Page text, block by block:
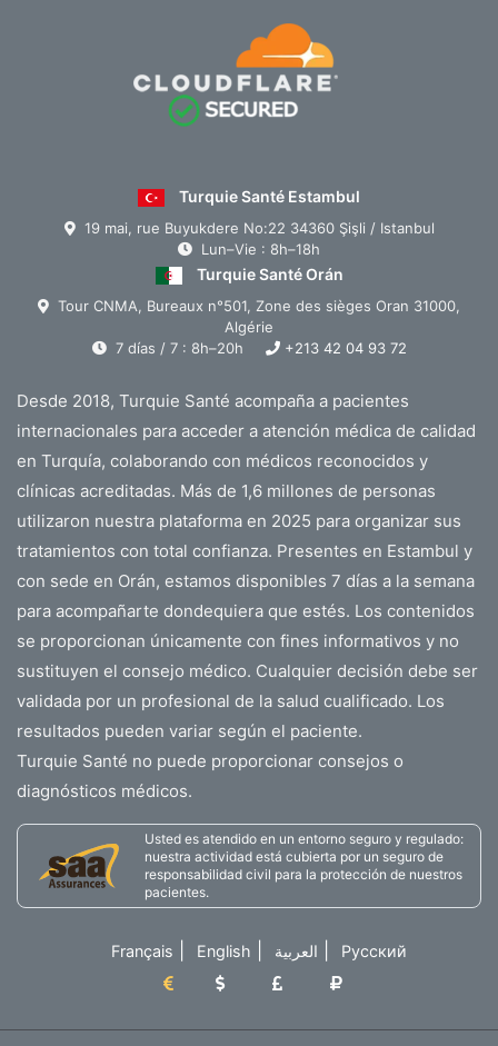
Turquie Santé Estambul
19 mai, rue Buyukdere No:22 34360 Şişli / Istanbul
Lun–Vie : 8h–18h
Turquie Santé Orán
Tour CNMA, Bureaux n°501, Zone des sièges Oran 31000,
Algérie
7 días / 7 : 8h–20h
+213 42 04 93 72
Desde 2018, Turquie Santé acompaña a pacientes
internacionales para acceder a atención médica de calidad
en Turquía, colaborando con médicos reconocidos y
clínicas acreditadas. Más de 1,6 millones de personas
utilizaron nuestra plataforma en 2025 para organizar sus
tratamientos con total confianza. Presentes en Estambul y
con sede en Orán, estamos disponibles 7 días a la semana
para acompañarte dondequiera que estés. Los contenidos
se proporcionan únicamente con fines informativos y no
sustituyen el consejo médico. Cualquier decisión debe ser
validada por un profesional de la salud cualificado. Los
resultados pueden variar según el paciente.
Turquie Santé no puede proporcionar consejos o
diagnósticos médicos.
Usted es atendido en un entorno seguro y regulado:
nuestra actividad está cubierta por un seguro de
responsabilidad civil para la protección de nuestros
pacientes.
Français English العربية Русский